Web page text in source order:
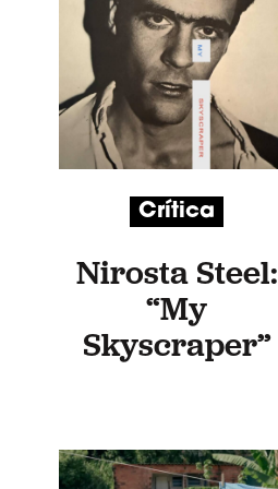
Crítica
Nirosta Steel:
“My
Skyscraper”